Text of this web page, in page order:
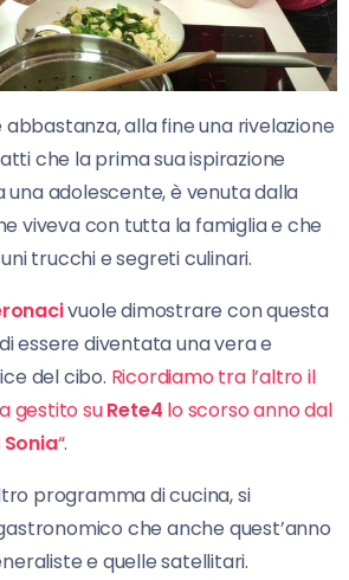
alla fine una rivelazione
che la prima sua ispirazione
adolescente, è venuta dalla
viveva con tutta la famiglia e che
trucchi e segreti culinari.
vuole dimostrare con questa
essere diventata una vera e
del cibo. Ricordiamo tra l’altro il
gestito suRete4 lo scorso anno dal
“.
programma di cucina, si
che anche quest’anno
e quelle satellitari.